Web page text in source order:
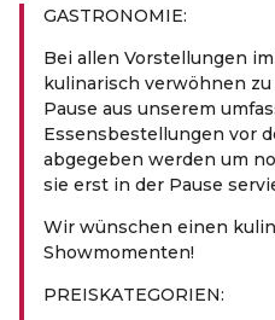
GASTRONOMIE:
Bei allen Vorstellungen
kulinarisch verwöhnen zu
Pause aus unserem
Essensbestellungen vor
abgegeben werden um
sie erst in der Pause
Wir wünschen einen
Showmomenten!
PREIS­KA­TE­GO­RIEN: